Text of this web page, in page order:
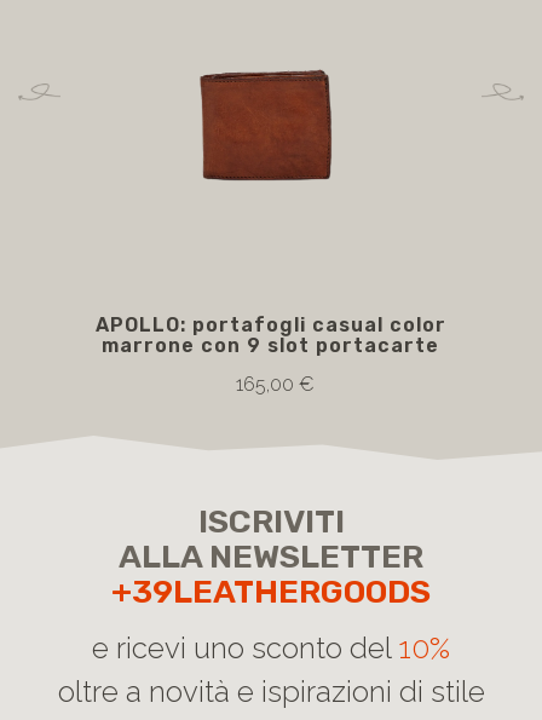
APOLLO: portafogli casual color
marrone con 9 slot portacarte
165,00 €
ISCRIVITI
ALLA NEWSLETTER
+39LEATHERGOODS
e ricevi uno sconto del 10%
oltre a novità e ispirazioni di stile